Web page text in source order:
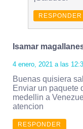
RESPONDER
Isamar
4 enero, 2021 a las
Buenas quisiera
Enviar un paquete
medellin a
atencion
RESPONDER